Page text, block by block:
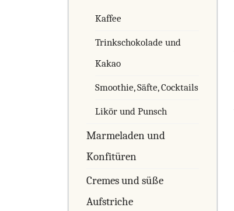
Kaffee
Trinkschokolade und
Kakao
Smoothie, Säfte, Cocktails
Likör und Punsch
Marmeladen und
Konfitüren
Cremes und süße
Aufstriche